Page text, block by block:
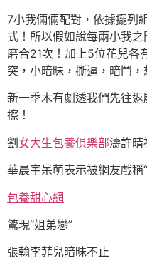
7小我倆倆配對，依據擺列
式！所以假如說每兩小我
磨合21次！加上5位花兒各
突，小暗昧，撕逼，暗鬥，
新一季木有劇透我們先往
擦！
劉女大生包養俱樂部濤許晴
華晨宇呆萌表示被網友戲稱
包養甜心網
驚現“姐弟戀”
張翰李菲兒暗昧不止